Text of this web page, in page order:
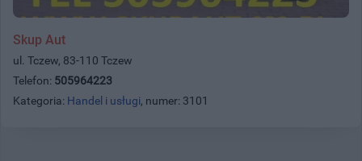
Skup Aut
ul. Tczew, 83-110 Tczew
Telefon: 505964223
Kategoria: Handel i usługi, numer: 3101